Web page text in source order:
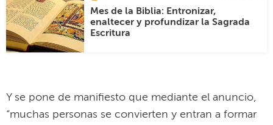
Mes de la Biblia: Entronizar,
enaltecer y profundizar la Sagrada
Escritura
Y se pone de manifiesto que mediante el anuncio,
“muchas personas se convierten y entran a formar